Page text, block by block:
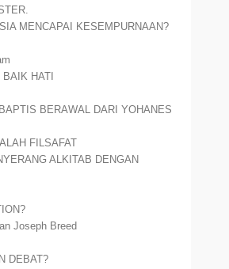
MENCAPAI KESEMPURNAAN?
HATI
BERAWAL DARI YOHANES
FILSAFAT
ALKITAB DENGAN
Joseph Breed
DEBAT?